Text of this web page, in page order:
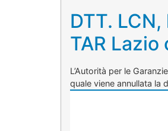
DTT.
TAR
L’Autorità per le
quale viene annullata la